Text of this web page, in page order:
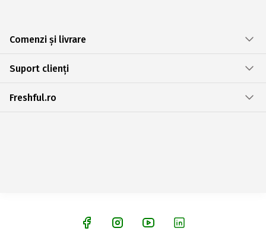
Comenzi și livrare
Suport clienți
Freshful.ro